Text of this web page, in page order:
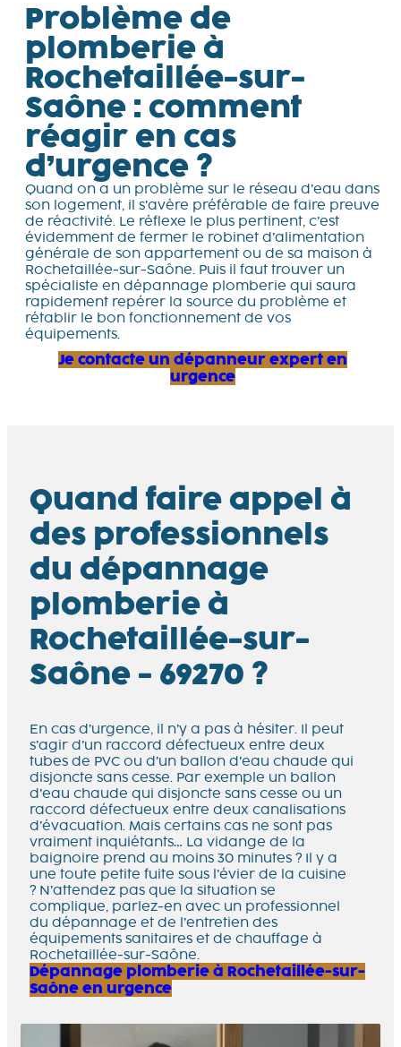
Problème de
plomberie à
Rochetaillée-sur-
Saône : comment
réagir en cas
d’urgence ?
Quand on a un problème sur le réseau d’eau dans
son logement, il s’avère préférable de faire preuve
de réactivité. Le réflexe le plus pertinent, c’est
évidemment de fermer le robinet d’alimentation
générale de son appartement ou de sa maison à
Rochetaillée-sur-Saône. Puis il faut trouver un
spécialiste en dépannage plomberie qui saura
rapidement repérer la source du problème et
rétablir le bon fonctionnement de vos
équipements.
Je contacte un dépanneur expert en
urgence
Quand faire appel à
des professionnels
du dépannage
plomberie à
Rochetaillée-sur-
Saône - 69270 ?
En cas d’urgence, il n’y a pas à hésiter. Il peut
s’agir d’un raccord défectueux entre deux
tubes de PVC ou d’un ballon d’eau chaude qui
disjoncte sans cesse. Par exemple un ballon
d’eau chaude qui disjoncte sans cesse ou un
raccord défectueux entre deux canalisations
d’évacuation. Mais certains cas ne sont pas
vraiment inquiétants… La vidange de la
baignoire prend au moins 30 minutes ? Il y a
une toute petite fuite sous l’évier de la cuisine
? N’attendez pas que la situation se
complique, parlez-en avec un professionnel
du dépannage et de l’entretien des
équipements sanitaires et de chauffage à
Rochetaillée-sur-Saône.
Dépannage plomberie à Rochetaillée-sur-
Saône en urgence